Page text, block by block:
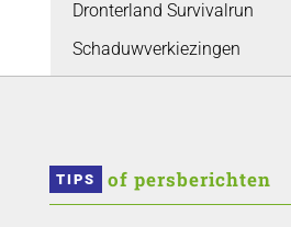
Dronterland Survivalrun
Schaduwverkiezingen
TIPS of persberichten